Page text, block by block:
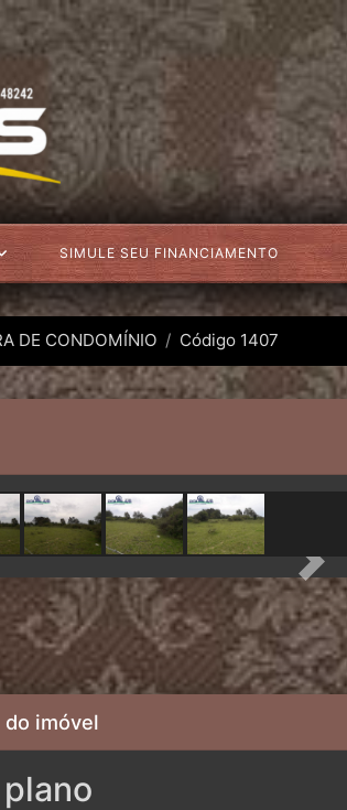
SIMULE SEU FINANCIAMENTO
DE CONDOMÍNIO Código 1407
Next
imóvel